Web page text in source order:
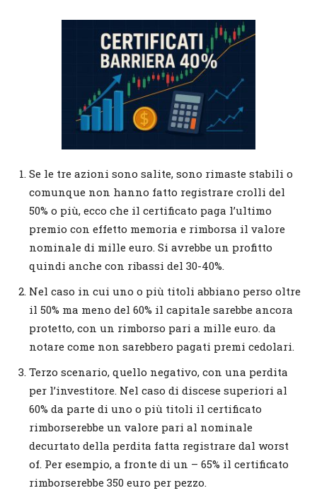
Se le tre azioni sono salite, sono rimaste stabili o
comunque non hanno fatto registrare crolli del
50% o più, ecco che il certificato paga l’ultimo
premio con effetto memoria e rimborsa il valore
nominale di mille euro. Si avrebbe un profitto
quindi anche con ribassi del 30-40%.
Nel caso in cui uno o più titoli abbiano perso oltre
il 50% ma meno del 60% il capitale sarebbe ancora
protetto, con un rimborso pari a mille euro. da
notare come non sarebbero pagati premi cedolari.
Terzo scenario, quello negativo, con una perdita
per l’investitore. Nel caso di discese superiori al
60% da parte di uno o più titoli il certificato
rimborserebbe un valore pari al nominale
decurtato della perdita fatta registrare dal worst
of. Per esempio, a fronte di un – 65% il certificato
rimborserebbe 350 euro per pezzo.